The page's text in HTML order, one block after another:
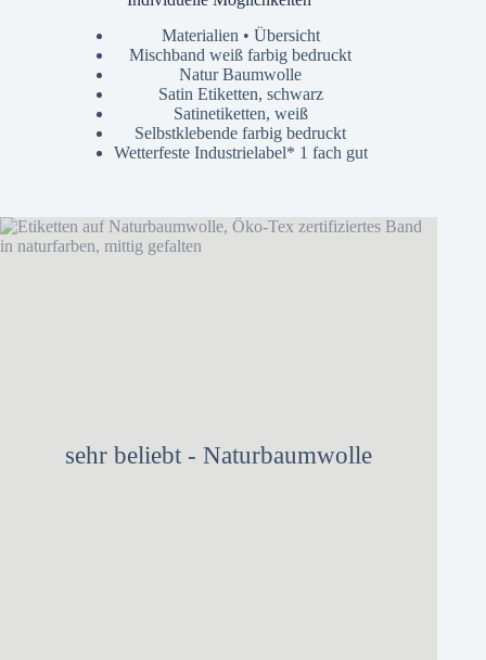
Materialien • Übersicht
Mischband weiß farbig bedruckt
Natur Baumwolle
Satin Etiketten, schwarz
Satinetiketten, weiß
Selbstklebende farbig bedruckt
Wetterfeste Industrielabel* 1 fach gut
sehr beliebt - Naturbaumwolle